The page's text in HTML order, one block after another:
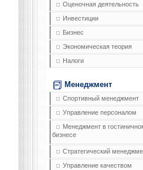
Оценочная деятельность
Инвестиции
Бизнес
Экономическая теория
Налоги
Менеджмент
Спортивный менеджмент
Управление персоналом
Менеджмент в
бизнесе
Стратегический
Управление качеством